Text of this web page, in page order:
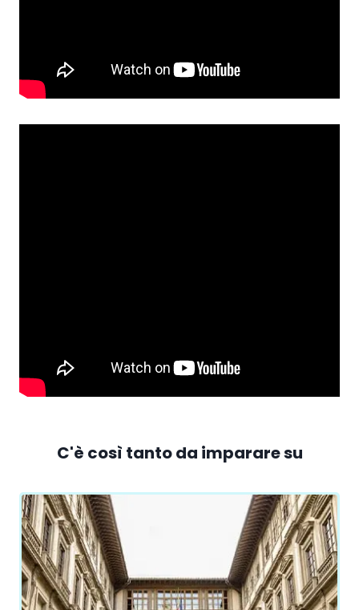
C'è così tanto da imparare su